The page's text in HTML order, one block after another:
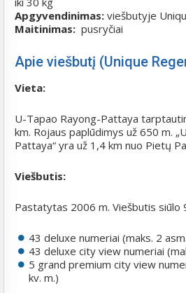
Apgyvendinimas: viešbutyje
Maitinimas: pusryčiai
Apie viešbutį (Unique
Vieta:
U-Tapao Rayong-Pattaya
km. Rojaus paplūdimys už 650 m.
Pattaya“ yra už 1,4 km nuo Pietų
Viešbutis:
Pastatytas 2006 m. Viešbutis siūlo
43 deluxe numeriai (maks. 2
43 deluxe city view numeriai
5 grand premium city view
kv. m.)